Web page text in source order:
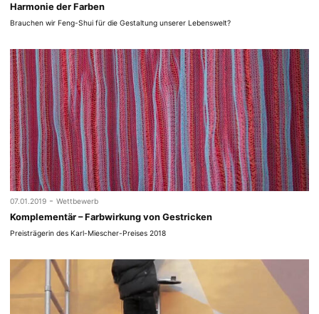
Harmonie der Farben
Brauchen wir Feng-Shui für die Gestaltung unserer Lebenswelt?
07.01.2019 - Wettbewerb
Komplementär – Farbwirkung von Gestricken
Preisträgerin des Karl-Miescher-Preises 2018